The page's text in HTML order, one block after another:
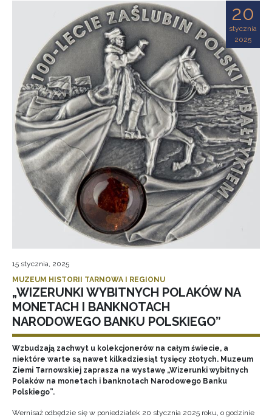
20
stycznia
2025
15 stycznia, 2025
MUZEUM HISTORII TARNOWA I REGIONU
„WIZERUNKI WYBITNYCH POLAKÓW NA
MONETACH I BANKNOTACH
NARODOWEGO BANKU POLSKIEGO”
Wzbudzają zachwyt u kolekcjonerów na całym świecie, a
niektóre warte są nawet kilkadziesiąt tysięcy złotych. Muzeum
Ziemi Tarnowskiej zaprasza na wystawę „Wizerunki wybitnych
Polaków na monetach i banknotach Narodowego Banku
Polskiego”.
Wernisaż odbędzie się w poniedziałek 20 stycznia 2025 roku, o godzinie